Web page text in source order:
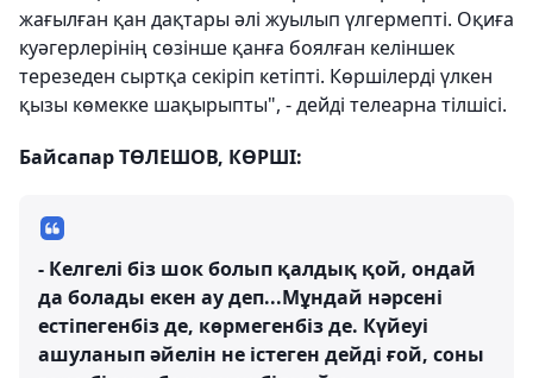
жағылған қан дақтары әлі жуылып үлгермепті. Оқиға
куәгерлерінің сөзінше қанға боялған келіншек
терезеден сыртқа секіріп кетіпті. Көршілерді үлкен
қызы көмекке шақырыпты", - дейді телеарна тілшісі.
Байсапар ТӨЛЕШОВ, КӨРШІ:
- Келгелі біз шок болып қалдық қой, ондай
да болады екен ау деп...Мұндай нәрсені
естіпегенбіз де, көрмегенбіз де. Күйеуі
ашуланып әйелін не істеген дейді ғой, соны